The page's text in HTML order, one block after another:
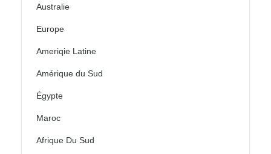
Australie
Europe
Ameriqie Latine
Amérique du Sud
Égypte
Maroc
Afrique Du Sud